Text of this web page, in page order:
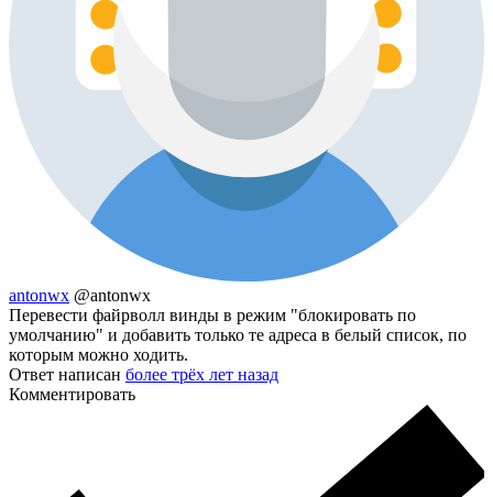
antonwx @antonwx
Перевести файрволл винды в режим "блокировать по
умолчанию" и добавить только те адреса в белый список, по
которым можно ходить.
Ответ написан более трёх лет назад
Комментировать